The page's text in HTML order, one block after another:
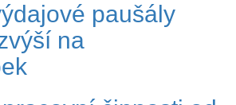
paušály
na